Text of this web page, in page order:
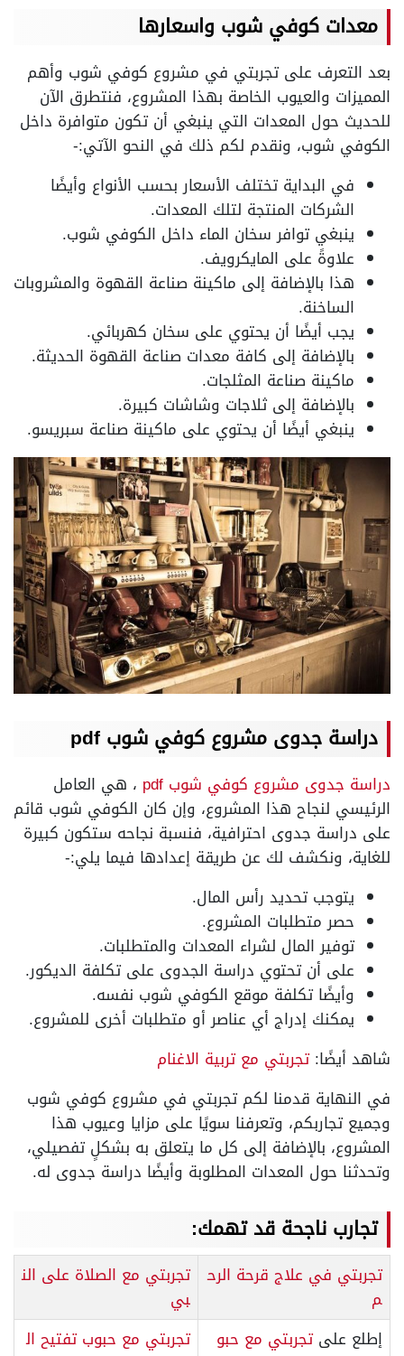
معدات كوفي شوب واسعارها
بعد التعرف على تجربتي في مشروع كوفي شوب وأهم
المميزات والعيوب الخاصة بهذا المشروع، فنتطرق الآن
للحديث حول المعدات التي ينبغي أن تكون متوافرة داخل
الكوفي شوب، ونقدم لكم ذلك في النحو الآتي:-
في البداية تختلف الأسعار بحسب الأنواع وأيضًا
الشركات المنتجة لتلك المعدات.
ينبغي توافر سخان الماء داخل الكوفي شوب.
علاوةً على المايكرويف.
هذا بالإضافة إلى ماكينة صناعة القهوة والمشروبات
الساخنة.
يجب أيضًا أن يحتوي على سخان كهربائي.
بالإضافة إلى كافة معدات صناعة القهوة الحديثة.
ماكينة صناعة المثلجات.
بالإضافة إلى ثلاجات وشاشات كبيرة.
ينبغي أيضًا أن يحتوي على ماكينة صناعة سبريسو.
دراسة جدوى مشروع كوفي شوب pdf
دراسة جدوى مشروع كوفي شوب pdf
، هي العامل
الرئيسي لنجاح هذا المشروع، وإن كان الكوفي شوب قائم
على دراسة جدوى احترافية، فنسبة نجاحه ستكون كبيرة
للغاية، ونكشف لك عن طريقة إعدادها فيما يلي:-
يتوجب تحديد رأس المال.
حصر متطلبات المشروع.
توفير المال لشراء المعدات والمتطلبات.
على أن تحتوي دراسة الجدوى على تكلفة الديكور.
وأيضًا تكلفة موقع الكوفي شوب نفسه.
يمكنك إدراج أي عناصر أو متطلبات أخرى للمشروع.
شاهد أيضًا:تجربتي مع تربية الاغنام
في النهاية قدمنا لكم تجربتي في مشروع كوفي شوب
وجميع تجاربكم، وتعرفنا سويًا على مزايا وعيوب هذا
المشروع، بالإضافة إلى كل ما يتعلق به بشكلٍ تفصيلي،
وتحدثنا حول المعدات المطلوبة وأيضًا دراسة جدوى له.
تجارب ناجحة قد تهمك:
تجربتي في علاج قرحة الرح
م
تجربتي مع الصلاة على الن
بي
إطلع علىتجربتي مع حبو
تجربتي مع حبوب تفتيح ال